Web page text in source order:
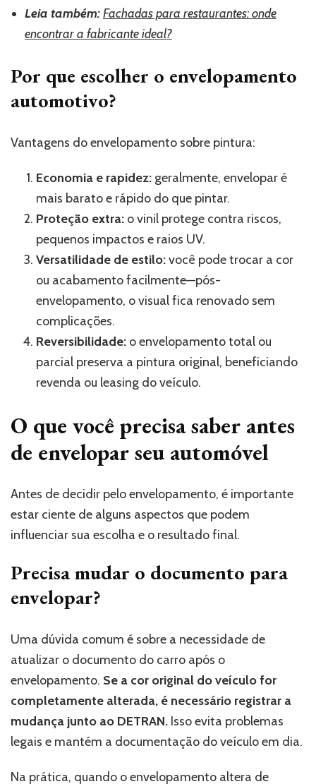
Leia também:Fachadas para restaurantes: onde
encontrar a fabricante ideal?
Por que escolher o envelopamento
automotivo?
Vantagens do envelopamento sobre pintura:
Economia e rapidez: geralmente, envelopar é
mais barato e rápido do que pintar.
Proteção extra: o vinil protege contra riscos,
pequenos impactos e raios UV.
Versatilidade de estilo:você pode trocar a cor
ou acabamento facilmente—pós-
envelopamento, o visual fica renovado sem
complicações.
Reversibilidade: o envelopamento total ou
parcial preserva a pintura original, beneficiando
revenda ou leasing do veículo.
O que você precisa saber antes
de envelopar seu automóvel
Antes de decidir pelo envelopamento, é importante
estar ciente de alguns aspectos que podem
influenciar sua escolha e o resultado final.
Precisa mudar o documento para
envelopar?
Uma dúvida comum é sobre a necessidade de
atualizar o documento do carro após o
envelopamento. Se a cor original do veículo for
completamente alterada, é necessário registrar a
mudança junto ao DETRAN. Isso evita problemas
legais e mantém a documentação do veículo em dia.
Na prática, quando o envelopamento altera de